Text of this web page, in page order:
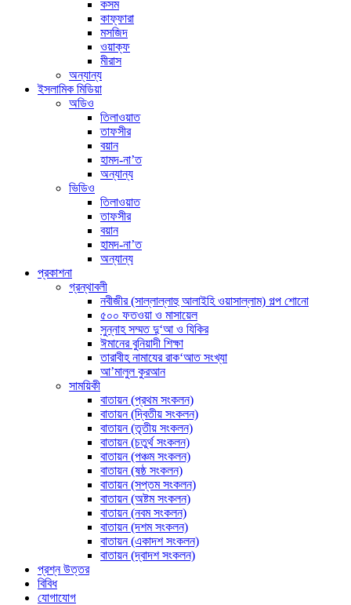
কসম
কাফ্ফারা
মসজিদ
ওয়াক্ফ
মীরাস
অন্যান্য
ইসলামিক মিডিয়া
অডিও
তিলাওয়াত
তাফসীর
বয়ান
হামদ-না’ত
অন্যান্য
ভিডিও
তিলাওয়াত
তাফসীর
বয়ান
হামদ-না’ত
অন্যান্য
প্রকাশনা
গ্রন্থাবলী
নবীজীর (সাল্লাল্লাহু আলাইহি ওয়াসাল্লাম) গল্প শোনো
৫০০ ফতওয়া ও মাসায়েল
সুন্নাহ সম্মত দু‘আ ও যিকির
ঈমানের বুনিয়াদী শিক্ষা
তারাবীহ নামাযের রাক‘আত সংখ্যা
আ’মালুল কুরআন
সাময়িকী
বাতায়ন (প্রথম সংকলন)
বাতায়ন (দ্বিতীয় সংকলন)
বাতায়ন (তৃতীয় সংকলন)
বাতায়ন (চতুর্থ সংকলন)
বাতায়ন (পঞ্চম সংকলন)
বাতায়ন (ষষ্ঠ সংকলন)
বাতায়ন (সপ্তম সংকলন)
বাতায়ন (অষ্টম সংকলন)
বাতায়ন (নবম সংকলন)
বাতায়ন (দশম সংকলন)
বাতায়ন (একাদশ সংকলন)
বাতায়ন (দ্বাদশ সংকলন)
প্রশ্ন উত্তর
বিবিধ
যোগাযোগ